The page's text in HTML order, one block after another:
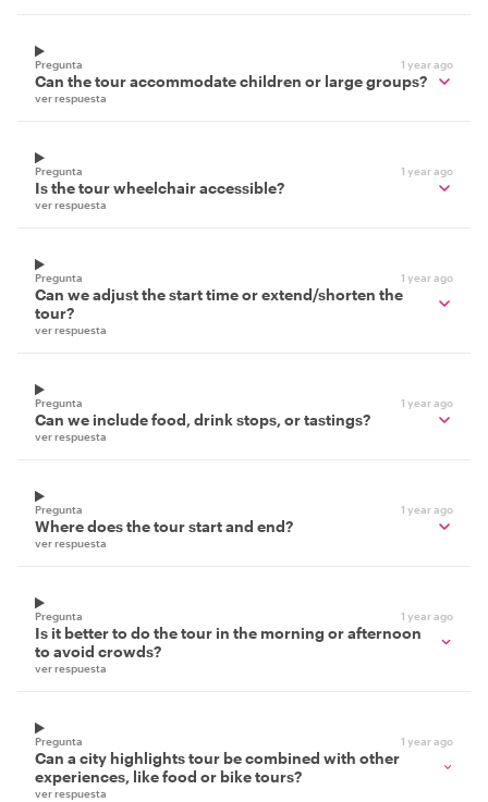
Pregunta 1 year ago
Can the tour accommodate children or large groups?
ver respuesta
Pregunta 1 year ago
Is the tour wheelchair accessible?
ver respuesta
Pregunta 1 year ago
Can we adjust the start time or extend/shorten the
tour?
ver respuesta
Pregunta 1 year ago
Can we include food, drink stops, or tastings?
ver respuesta
Pregunta 1 year ago
Where does the tour start and end?
ver respuesta
Pregunta 1 year ago
Is it better to do the tour in the morning or afternoon
to avoid crowds?
ver respuesta
Pregunta 1 year ago
Can a city highlights tour be combined with other
experiences, like food or bike tours?
ver respuesta